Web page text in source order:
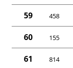
59 458
60 155
61 814